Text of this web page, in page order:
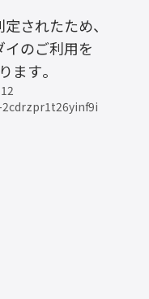
されたため、
のご利用を
ます。
2cdrzpr1t26yinf9i